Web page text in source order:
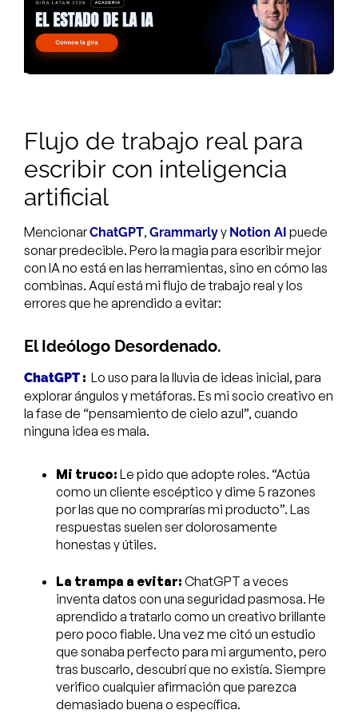
Flujo de trabajo real para
escribir con inteligencia
artificial
MencionarChatGPT, Grammarlyy Notion AI puede
sonar predecible. Pero la magia para escribir mejor
con IA no está en las herramientas, sino en cómo las
combinas. Aquí está mi flujo de trabajo real y los
errores que he aprendido a evitar:
El Ideólogo Desordenado.
ChatGPT : Lo uso para la lluvia de ideas inicial, para
explorar ángulos y metáforas. Es mi socio creativo en
la fase de “pensamiento de cielo azul”, cuando
ninguna idea es mala.
Mi truco: Le pido que adopte roles. “Actúa
como un cliente escéptico y dime 5 razones
por las que no comprarías mi producto”. Las
respuestas suelen ser dolorosamente
honestas y útiles.
La trampa a evitar: ChatGPT a veces
inventa datos con una seguridad pasmosa. He
aprendido a tratarlo como un creativo brillante
pero poco fiable. Una vez me citó un estudio
que sonaba perfecto para mi argumento, pero
tras buscarlo, descubrí que no existía. Siempre
verifico cualquier afirmación que parezca
demasiado buena o específica.